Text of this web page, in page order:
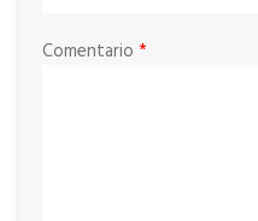
Comentario *